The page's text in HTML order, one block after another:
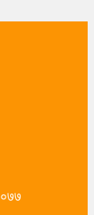
०७७